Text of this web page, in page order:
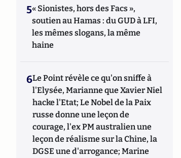
5« Sionistes, hors des Facs »,
soutien au Hamas : du GUD à LFI,
les mêmes slogans, la même
haine
6Le Point révèle ce qu'on sniffe à
l'Elysée, Marianne que Xavier Niel
hacke l'Etat; Le Nobel de la Paix
russe donne une leçon de
courage, l'ex PM australien une
leçon de réalisme sur la Chine, la
DGSE une d'arrogance; Marine